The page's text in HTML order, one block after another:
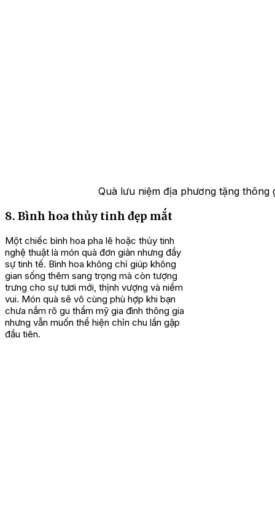
Quà lưu niệm địa phương tặng
8. Bình hoa thủy tinh đẹp mắt
Một chiếc bình hoa pha lê hoặc thủy tinh
nghệ thuật là món quà đơn giản nhưng đầy
sự tinh tế. Bình hoa không chỉ giúp không
gian sống thêm sang trọng mà còn tượng
trưng cho sự tươi mới, thịnh vượng và niềm
vui. Món quà sẽ vô cùng phù hợp khi bạn
chưa nắm rõ gu thẩm mỹ gia đình thông gia
nhưng vẫn muốn thể hiện chỉn chu lần gặp
đầu tiên.